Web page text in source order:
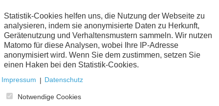
Rechnungslegung & Steuern
Informationswirtschaft
zum Verein
Keine Nachrichten verfügbar.
Statistik-Cookies helfen uns, die Nutzung der Webseite zu
analysieren, indem sie anonymisierte Daten zu Herkunft,
Gerätenutzung und Verhaltensmustern sammeln. Wir nutzen
Matomo für diese Analysen, wobei Ihre IP-Adresse
anonymisiert wird. Wenn Sie dem zustimmen, setzen Sie
einen Haken bei den Statistik-Cookies.
Impressum | Datenschutz
Notwendige Cookies